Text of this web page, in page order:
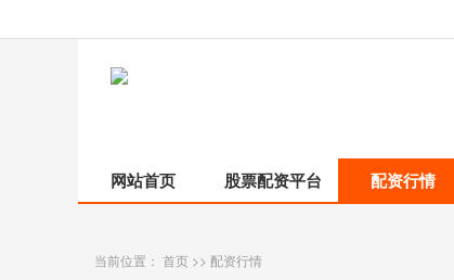
网站首页 股票配资平台 配资行情
当前位置： 首页 >> 配资行情